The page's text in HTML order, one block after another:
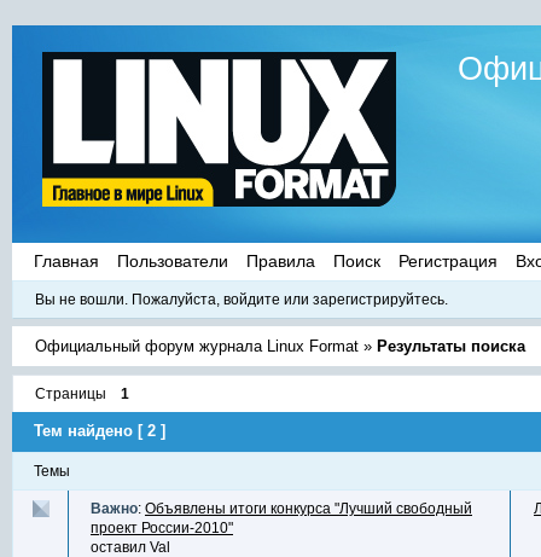
Главная Пользователи Правила Поиск Регистрация
Вы не вошли. Пожалуйста, войдите или зарегистрируйтесь.
Официальный форум журнала Linux Format » Результаты поиска
Страницы 1
Тем найдено [ 2 ]
Темы
Важно: Объявлены итоги конкурса "Лучший свободный
проект России-2010"
оставил Val